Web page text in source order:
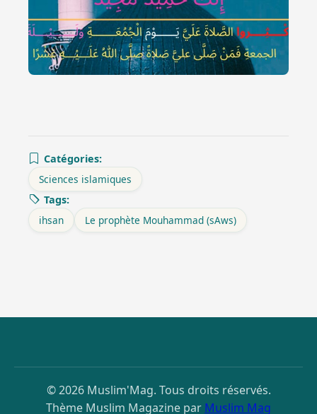
Catégories:
Sciences islamiques
Tags:
ihsan
Le prophète Mouhammad (sAws)
© 2026 Muslim'Mag. Tous droits réservés.
Thème Muslim Magazine par Muslim Mag